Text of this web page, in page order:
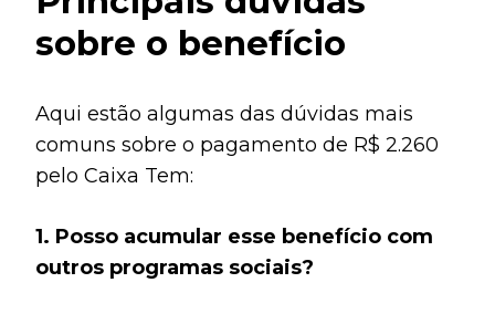
sobre o benefício
Aqui estão algumas das dúvidas mais
comuns sobre o pagamento de R$ 2.260
pelo Caixa Tem:
1. Posso acumular esse benefício com
outros programas sociais?